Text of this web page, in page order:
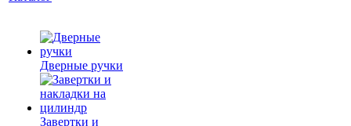
Дверные ручки
Завертки и